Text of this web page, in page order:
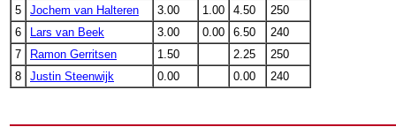
5
Jochem van Halteren 3.00 1.00 4.50
250
6
Lars van Beek 3.00 0.00 6.50
240
7
Ramon Gerritsen 1.50 2.25
250
8
Justin Steenwijk 0.00 0.00 240